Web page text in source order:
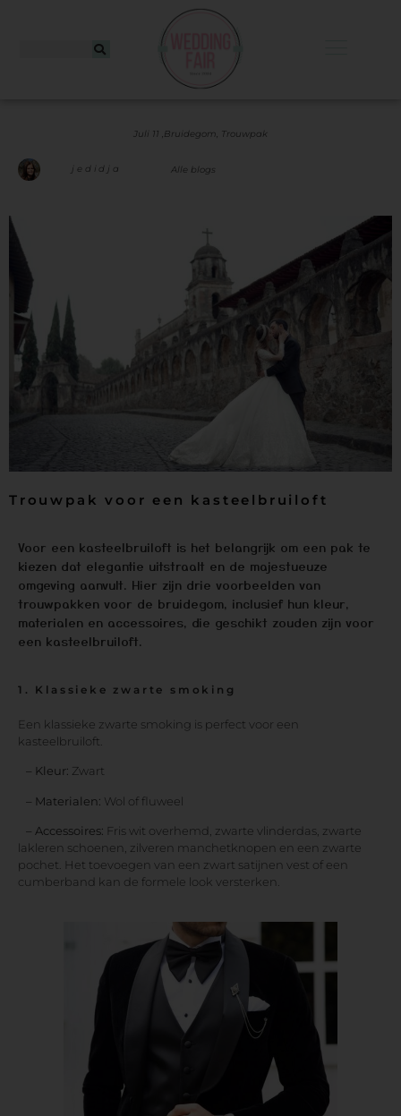
Juli 11 ,Bruidegom, Trouwpak
jedidja Alle blogs
Trouwpak voor een kasteelbruiloft
Voor een kasteelbruiloft is het belangrijk om een pak te
kiezen dat elegantie uitstraalt en de majestueuze
omgeving aanvult. Hier zijn drie voorbeelden van
trouwpakken voor de bruidegom, inclusief hun kleur,
materialen en accessoires, die geschikt zouden zijn voor
een kasteelbruiloft.
1. Klassieke zwarte smoking
Een klassieke zwarte smoking is perfect voor een
kasteelbruiloft.
– Kleur: Zwart
– Materialen: Wol of fluweel
– Accessoires: Fris wit overhemd, zwarte vlinderdas, zwarte
lakleren schoenen, zilveren manchetknopen en een zwarte
pochet. Het toevoegen van een zwart satijnen vest of een
cumberband kan de formele look versterken.